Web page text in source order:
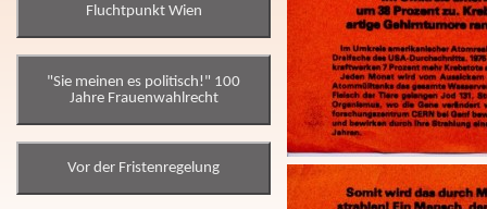
Fluchtpunkt Wien
"Sie meinen es politisch!" 100
Jahre Frauenwahlrecht
Vor der Fristenregelung